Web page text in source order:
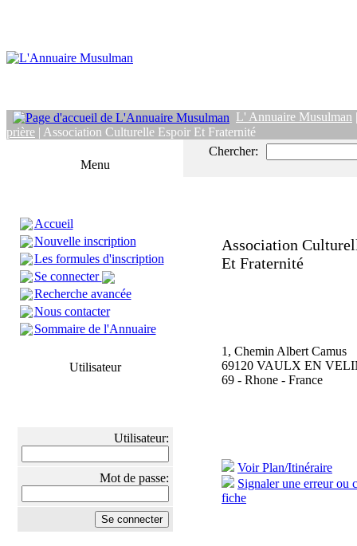
L' Annuaire Musulman
prière | Association Culturelle Espoir Et Fraternité
Menu
Accueil
Nouvelle inscription
Les formules d'inscription
Se connecter
Recherche avancée
Nous contacter
Sommaire de l'Annuaire
Utilisateur
Utilisateur:
Mot de passe:
Chercher:
Association
Et Fraternité
1, Chemin Albert Camus
69120 VAULX EN
69 - Rhone - France
Voir Plan/Itinéraire
Signaler une erreur ou
fiche